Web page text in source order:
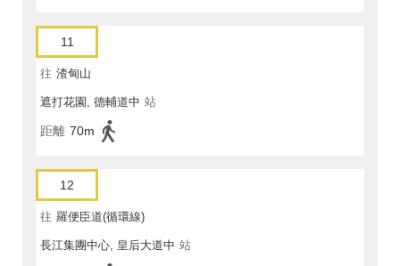
11
往 渣甸山
遮打花園, 德輔道中 站
距離 70m
12
往 羅便臣道(循環線)
長江集團中心, 皇后大道中 站